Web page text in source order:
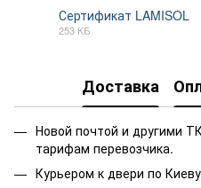
Сертификат LAMISOL
253 КБ
Доставка
Новой почтой и другими
тарифам перевозчика.
Курьером к двери по